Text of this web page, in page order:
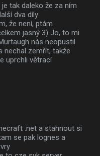
tak daleko že za ním
dva díly
že není, ptám
jasný 3) Jo, to mi
nás neopustil
nechal zemřít, takže
uprchli větrací
.net a stahnout si
se pak lognes a